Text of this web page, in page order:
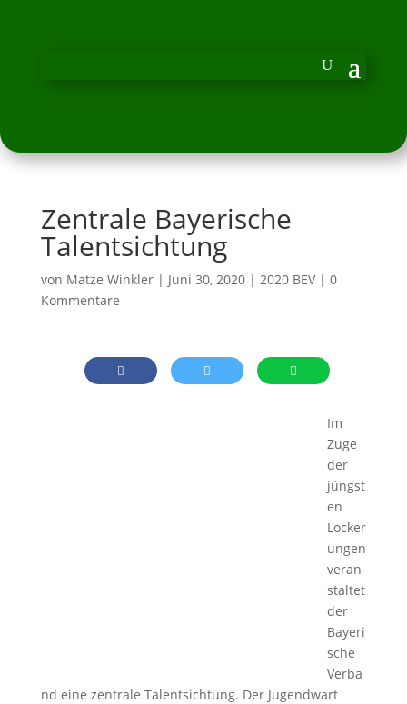
Zentrale Bayerische
Talentsichtung
von Matze Winkler| Juni 30, 2020| 2020 BEV| 0
Kommentare
Im
Zuge
der
jüngst
en
Locker
ungen
veran
staltet
der
Bayeri
sche
Verba
nd eine zentrale Talentsichtung. Der Jugendwart